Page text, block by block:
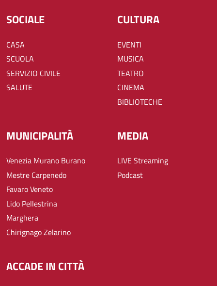
SOCIALE
CASA
SCUOLA
SERVIZIO CIVILE
SALUTE
CULTURA
EVENTI
MUSICA
TEATRO
CINEMA
BIBLIOTECHE
MUNICIPALITÀ
Venezia Murano Burano
Mestre Carpenedo
Favaro Veneto
Lido Pellestrina
Marghera
Chirignago Zelarino
MEDIA
LIVE Streaming
Podcast
ACCADE IN CITTÀ